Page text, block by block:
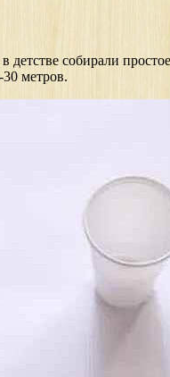
собирали
метров.